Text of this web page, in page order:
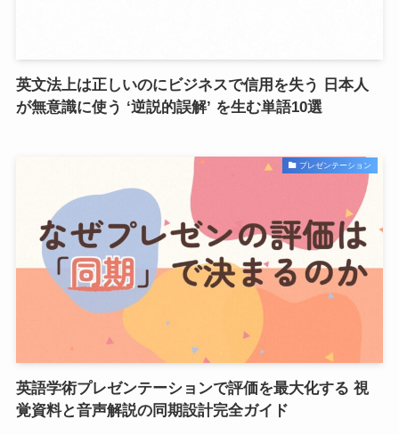
英文法上は正しいのにビジネスで信用を失う 日本人
が無意識に使う ‘逆説的誤解’ を生む単語10選
プレゼンテーション
英語学術プレゼンテーションで評価を最大化する 視
覚資料と音声解説の同期設計完全ガイド